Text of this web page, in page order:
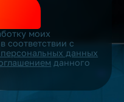
моих
соответствии с
данных
данного